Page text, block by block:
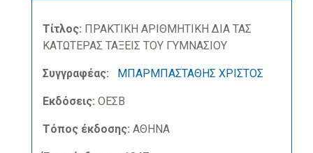
Τίτλος: ΠΡΑΚΤΙΚΗ ΑΡΙΘΜΗΤΙΚΗ ΔΙΑ ΤΑΣ
ΚΑΤΩΤΕΡΑΣ ΤΑΞΕΙΣ ΤΟΥ ΓΥΜΝΑΣΙΟΥ
Συγγραφέας: ΜΠΑΡΜΠΑΣΤΑΘΗΣ ΧΡΙΣΤΟΣ
Εκδόσεις: ΟΕΣΒ
Τόπος έκδοσης: ΑΘΗΝΑ